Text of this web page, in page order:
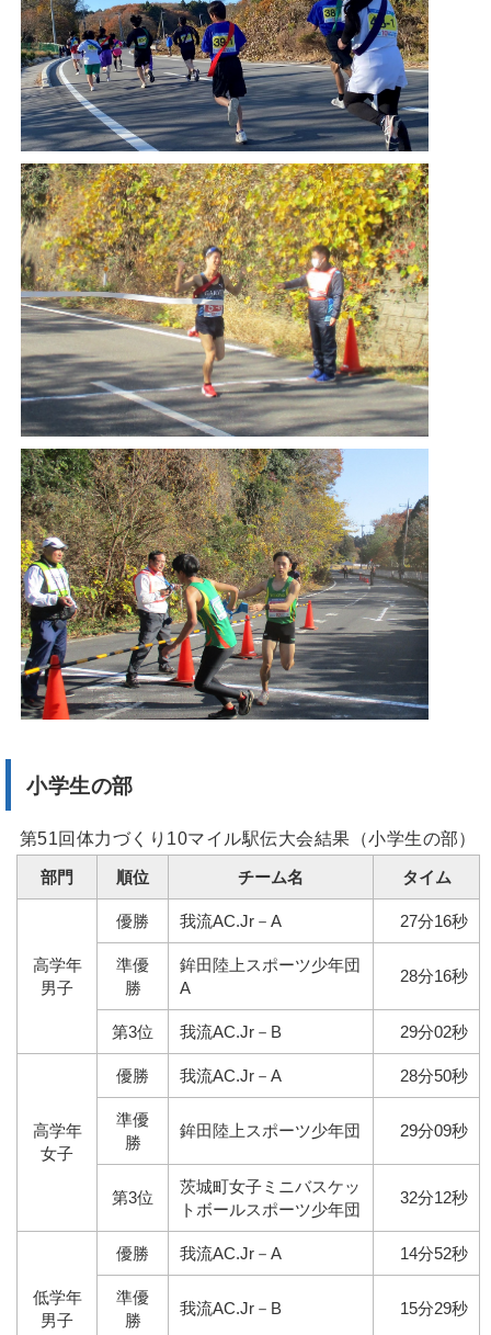
小学生の部
第51回体力づくり10マイル駅伝大会結果（小学生の部）
部門 順位 チーム名 タイム
高学年
男子
優勝 我流AC.Jr－A 27分16秒
準優
勝
鉾田陸上スポーツ少年団
A
28分16秒
第3位 我流AC.Jr－B 29分02秒
高学年
女子
優勝 我流AC.Jr－A 28分50秒
準優
勝
鉾田陸上スポーツ少年団 29分09秒
第3位
茨城町女子ミニバスケッ
トボールスポーツ少年団
32分12秒
低学年
男子
優勝 我流AC.Jr－A 14分52秒
準優
勝
我流AC.Jr－B 15分29秒